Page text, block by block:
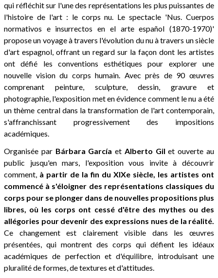
qui réfléchit sur l'une des représentations les plus puissantes de
l'histoire de l'art : le corps nu. Le spectacle 'Nus. Cuerpos
normativos e insurrectos en el arte español (1870-1970)'
propose un voyage à travers l'évolution du nu à travers un siècle
d'art espagnol, offrant un regard sur la façon dont les artistes
ont défié les conventions esthétiques pour explorer une
nouvelle vision du corps humain. Avec près de 90 œuvres
comprenant peinture, sculpture, dessin, gravure et
photographie, l'exposition met en évidence comment le nu a été
un thème central dans la transformation de l'art contemporain,
s'affranchissant progressivement des impositions
académiques.
Organisée par Bárbara García et Alberto Gil et ouverte au
public jusqu'en mars, l'exposition vous invite à découvrir
comment, à partir de la fin du XIXe siècle, les artistes ont
commencé à s'éloigner des représentations classiques du
corps pour se plonger dans de nouvelles propositions plus
libres, où les corps ont cessé d'être des mythes ou des
allégories pour devenir des expressions nues de la réalité.
Ce changement est clairement visible dans les œuvres
présentées, qui montrent des corps qui défient les idéaux
académiques de perfection et d'équilibre, introduisant une
pluralité de formes, de textures et d'attitudes.